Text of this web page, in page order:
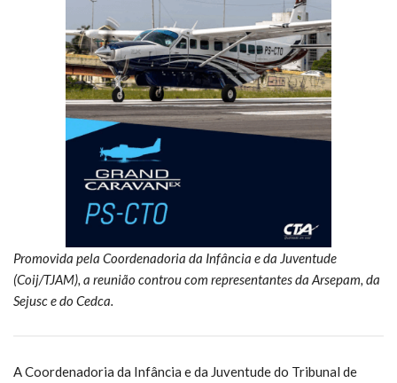
Promovida pela Coordenadoria da Infância e da Juventude
(Coij/TJAM), a reunião controu com representantes da Arsepam, da
Sejusc e do Cedca.
A Coordenadoria da Infância e da Juventude do Tribunal de